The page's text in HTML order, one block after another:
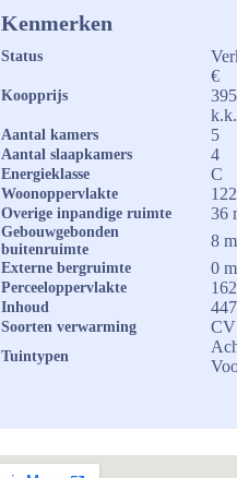
Kenmerken
Status
Koopprijs
€
k.k.
Aantal kamers 5
Aantal slaapkamers 4
Energieklasse C
Woonoppervlakte
Overige inpandige ruimte 36
Gebouwgebonden
buitenruimte
8
Externe bergruimte 0
Perceeloppervlakte
Inhoud
Soorten verwarming
Tuintypen